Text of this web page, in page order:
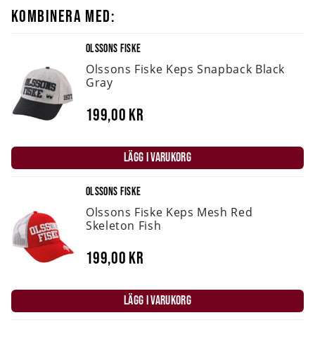
KOMBINERA MED:
OLSSONS FISKE
Olssons Fiske Keps Snapback Black
Gray
199,00 kr
LÄGG I VARUKORG
OLSSONS FISKE
Olssons Fiske Keps Mesh Red
Skeleton Fish
199,00 kr
LÄGG I VARUKORG